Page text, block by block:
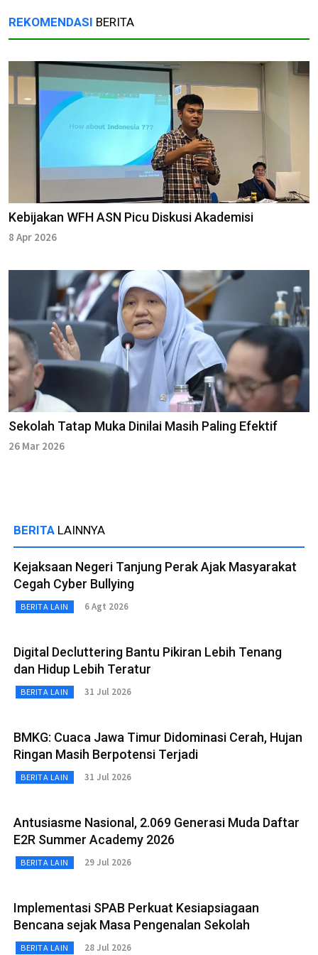
REKOMENDASI BERITA
Kebijakan WFH ASN Picu Diskusi Akademisi
8 Apr 2026
Sekolah Tatap Muka Dinilai Masih Paling Efektif
26 Mar 2026
BERITA LAINNYA
Kejaksaan Negeri Tanjung Perak Ajak Masyarakat
Cegah Cyber Bullying
BERITA LAIN 6 Agt 2026
Digital Decluttering Bantu Pikiran Lebih Tenang
dan Hidup Lebih Teratur
BERITA LAIN 31 Jul 2026
BMKG: Cuaca Jawa Timur Didominasi Cerah, Hujan
Ringan Masih Berpotensi Terjadi
BERITA LAIN 31 Jul 2026
Antusiasme Nasional, 2.069 Generasi Muda Daftar
E2R Summer Academy 2026
BERITA LAIN 29 Jul 2026
Implementasi SPAB Perkuat Kesiapsiagaan
Bencana sejak Masa Pengenalan Sekolah
BERITA LAIN 28 Jul 2026